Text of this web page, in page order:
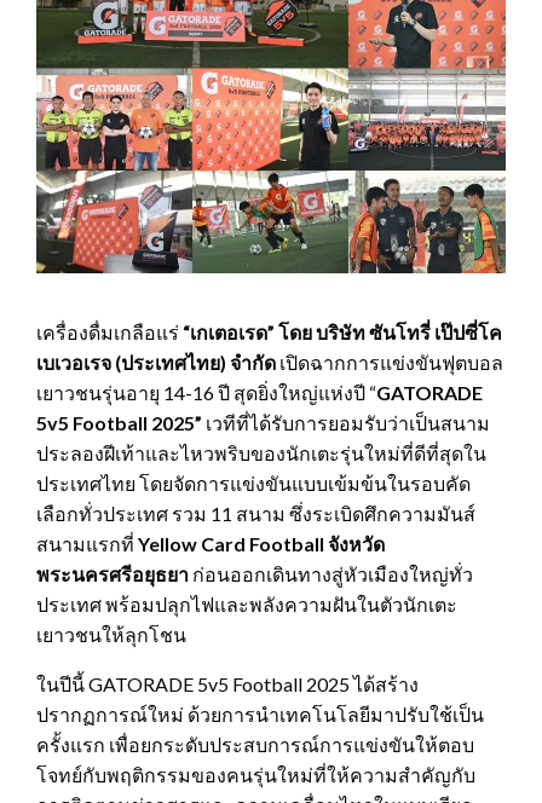
เครื่องดื่มเกลือแร่ “เกเตอเรด” โดย บริษัท ซันโทรี่ เป๊ปซี่โค
เบเวอเรจ (ประเทศไทย) จำกัด เปิดฉากการแข่งขันฟุตบอล
เยาวชนรุ่นอายุ 14-16 ปี สุดยิ่งใหญ่แห่งปี “GATORADE
5v5 Football 2025” เวทีที่ได้รับการยอมรับว่าเป็นสนาม
ประลองฝีเท้าและไหวพริบของนักเตะรุ่นใหม่ที่ดีที่สุดใน
ประเทศไทย โดยจัดการแข่งขันแบบเข้มข้นในรอบคัด
เลือกทั่วประเทศ รวม 11 สนาม ซึ่งระเบิดศึกความมันส์
สนามแรกที่ Yellow Card Football จังหวัด
พระนครศรีอยุธยา ก่อนออกเดินทางสู่หัวเมืองใหญ่ทั่ว
ประเทศ พร้อมปลุกไฟและพลังความฝันในตัวนักเตะ
เยาวชนให้ลุกโชน
ในปีนี้ GATORADE 5v5 Football 2025 ได้สร้าง
ปรากฏการณ์ใหม่ ด้วยการนำเทคโนโลยีมาปรับใช้เป็น
ครั้งแรก เพื่อยกระดับประสบการณ์การแข่งขันให้ตอบ
โจทย์กับพฤติกรรมของคนรุ่นใหม่ที่ให้ความสำคัญกับ